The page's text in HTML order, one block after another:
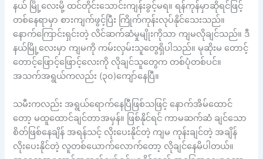
နယ် မြို့လေးမို့ ထင်တိုင်းသောင်းကျန်းခွင့်မရ။ ရန်ကုန်မှာဆိုရင်ဖြင့်
တစ်နေရာမှာ စားကျက်ဖွင့်ပြီး ကြိုက်ကုန်းလုပ်နိုင်သေးသည်။
နောက်ကြောင်းရှင်းတဲ့ လိင်ဆက်ဆံမှုမျိုးကိုသာ ကျမလိုချင်သည်။ ဒီ
နယ်မြို့လေးမှာ ကျမကို ကမ်းလှမ်းသူတွေရှိပါသည်။ မုဆိုးမ တောင့်
တောင့်ဖြောင့်ဖြောင့်လေးကို လိုချင်သူတွေက တစ်ပုံတစ်ပင်။
အသက်အရွယ်ကလည်း (၃၀)ကျော်နေပြီ။
သမီးကလည်း အရွယ်ရောက်နေပြီဖြစ်သဖြင့် နောက်အိမ်ထောင်
တော့ မထူထောင်ချင်တာအမှန်။ ဖြစ်နိုင်ရင် ကာမဆက်ဆံ ချင်သော
စိတ်ဖြစ်နေချိန် အရန်သင့် လိုးပေးနိုင်တဲ့ ကျမ ကုန်းချင်တဲ့ အချိန်
လိုးပေးနိုင်တဲ့ လူတစ်ယောက်လောက်တော့ လိုချင်နေမိပါတယ်။